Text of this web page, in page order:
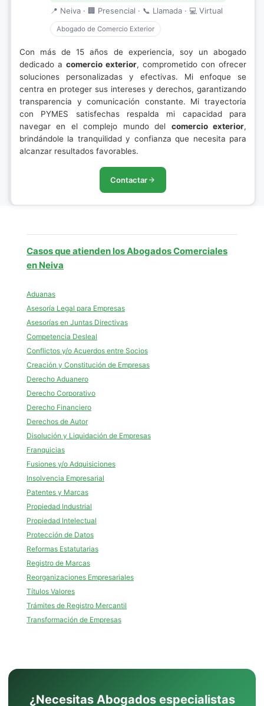
📍 Neiva · 🏢 Presencial · 📞 Llamada · 💻 Virtual
Abogado de Comercio Exterior
Con más de 15 años de experiencia, soy un abogado
dedicado a comercio exterior, comprometido con ofrecer
soluciones personalizadas y efectivas. Mi enfoque se
centra en proteger sus intereses y derechos, garantizando
transparencia y comunicación constante. Mi trayectoria
con PYMES satisfechas respalda mi capacidad para
navegar en el complejo mundo del comercio exterior,
brindándole la tranquilidad y confianza que necesita para
alcanzar resultados favorables.
Contactar
Casos que atienden los Abogados Comerciales
en Neiva
Aduanas
Asesoría Legal para Empresas
Asesorías en Juntas Directivas
Competencia Desleal
Conflictos y/o Acuerdos entre Socios
Creación y Constitución de Empresas
Derecho Aduanero
Derecho Corporativo
Derecho Financiero
Derechos de Autor
Disolución y Liquidación de Empresas
Franquicias
Fusiones y/o Adquisiciones
Insolvencia Empresarial
Patentes y Marcas
Propiedad Industrial
Propiedad Intelectual
Protección de Datos
Reformas Estatutarias
Registro de Marcas
Reorganizaciones Empresariales
Títulos Valores
Trámites de Registro Mercantil
Transformación de Empresas
¿Necesitas Abogados especialistas